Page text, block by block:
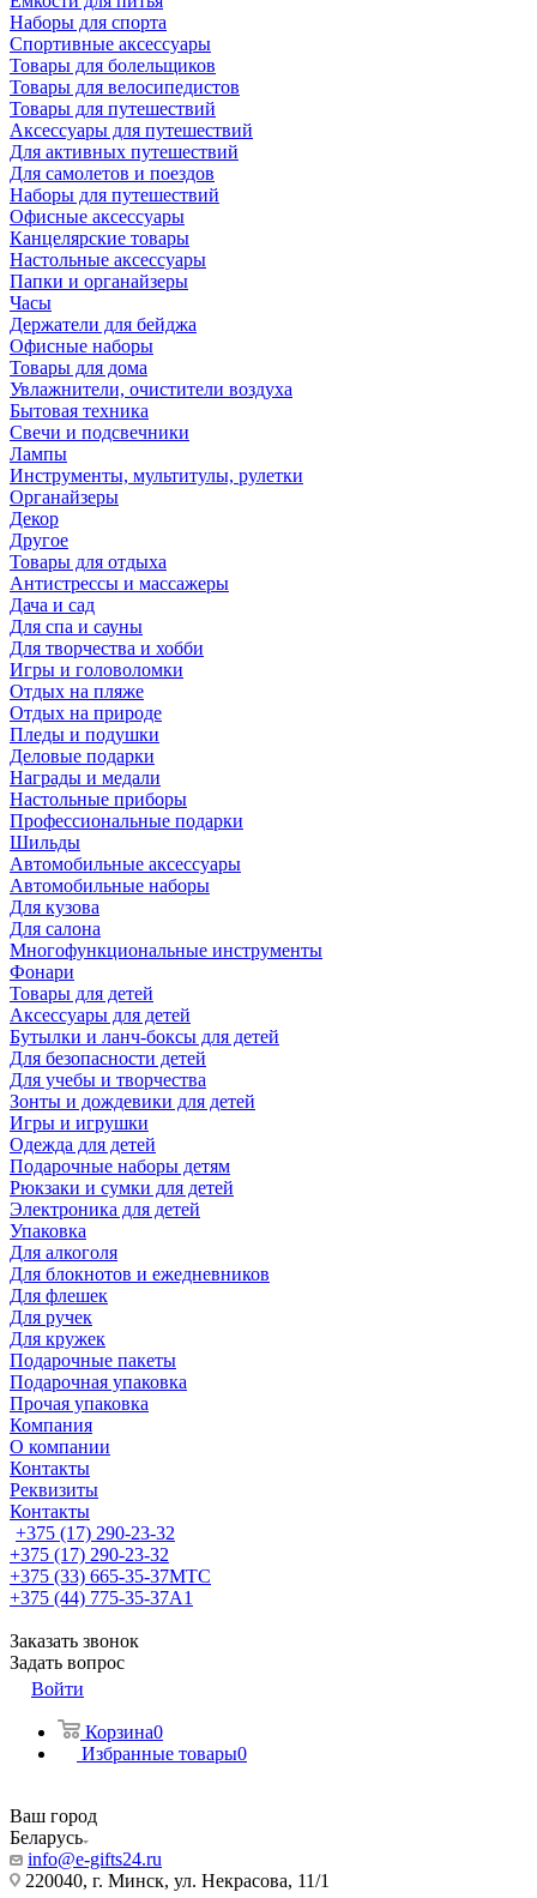
Наборы для спорта
Спортивные аксессуары
Товары для болельщиков
Товары для велосипедистов
Товары для путешествий
Аксессуары для путешествий
Для активных путешествий
Для самолетов и поездов
Наборы для путешествий
Офисные аксессуары
Канцелярские товары
Настольные аксессуары
Папки и органайзеры
Часы
Держатели для бейджа
Офисные наборы
Товары для дома
Увлажнители, очистители воздуха
Бытовая техника
Свечи и подсвечники
Лампы
Инструменты, мультитулы, рулетки
Органайзеры
Декор
Другое
Товары для отдыха
Антистрессы и массажеры
Дача и сад
Для спа и сауны
Для творчества и хобби
Игры и головоломки
Отдых на пляже
Отдых на природе
Пледы и подушки
Деловые подарки
Награды и медали
Настольные приборы
Профессиональные подарки
Шильды
Автомобильные аксессуары
Автомобильные наборы
Для кузова
Для салона
Многофункциональные инструменты
Фонари
Товары для детей
Аксессуары для детей
Бутылки и ланч-боксы для детей
Для безопасности детей
Для учебы и творчества
Зонты и дождевики для детей
Игры и игрушки
Одежда для детей
Подарочные наборы детям
Рюкзаки и сумки для детей
Электроника для детей
Упаковка
Для алкоголя
Для блокнотов и ежедневников
Для флешек
Для ручек
Для кружек
Подарочные пакеты
Подарочная упаковка
Прочая упаковка
Компания
О компании
Контакты
Реквизиты
Контакты
+375 (17) 290-23-32
+375 (17) 290-23-32
+375 (33) 665-35-37МТС
+375 (44) 775-35-37А1
Заказать звонок
Задать вопрос
Войти
Корзина0
Избранные товары0
Ваш город
Беларусь
info@e-gifts24.ru
220040, г. Минск, ул. Некрасова, 11/1